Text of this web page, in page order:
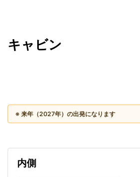
キャビン
※ 来年（2027年）の出発になります
内側